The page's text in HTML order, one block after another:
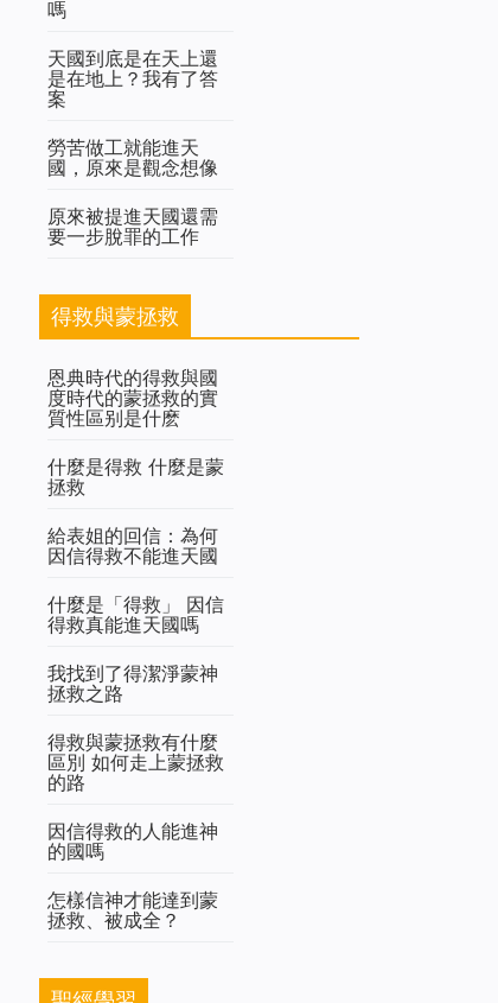
嗎
天國到底是在天上還
是在地上？我有了答
案
勞苦做工就能進天
國，原來是觀念想像
原來被提進天國還需
要一步脫罪的工作
得救與蒙拯救
恩典時代的得救與國
度時代的蒙拯救的實
質性區别是什麽
什麼是得救 什麼是蒙
拯救
給表姐的回信：為何
因信得救不能進天國
什麼是「得救」 因信
得救真能進天國嗎
我找到了得潔淨蒙神
拯救之路
得救與蒙拯救有什麼
區別 如何走上蒙拯救
的路
因信得救的人能進神
的國嗎
怎樣信神才能達到蒙
拯救、被成全？